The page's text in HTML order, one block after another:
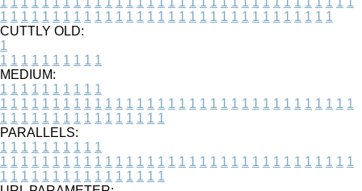
1 1 1 1 1 1 1 1 1 1 1 1 1 1 1 1 1 1 1 1 1 1 1 1 1 1 1 1 1 1 1 1
CUTTLY OLD:
1
1 1 1 1 1 1 1 1 1 1
MEDIUM:
1 1 1 1 1 1 1 1 1 1
1 1 1 1 1 1 1 1 1 1 1 1 1 1 1 1 1 1 1 1 1 1 1 1 1 1 1 1 1 1 1 1 1 1
1 1 1 1 1 1 1 1 1 1 1 1 1 1 1 1
PARALLELS:
1 1 1 1 1 1 1 1 1 1
1 1 1 1 1 1 1 1 1 1 1 1 1 1 1 1 1 1 1 1 1 1 1 1 1 1 1 1 1 1 1 1 1 1
1 1 1 1 1 1 1 1 1 1 1 1 1 1 1 1